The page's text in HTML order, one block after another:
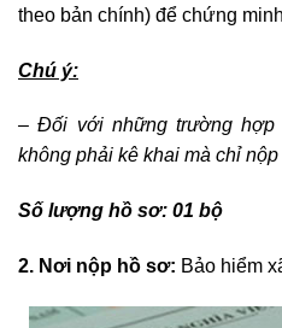
theo bản chính) để chứng
Chú ý:
– Đối với những trường
không phải kê khai mà chỉ
Số lượng hồ sơ: 01 bộ
2. Nơi nộp hồ sơ: Bảo hiểm